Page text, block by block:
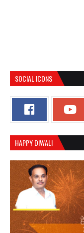
SOCIAL ICONS
HAPPY DIWALI